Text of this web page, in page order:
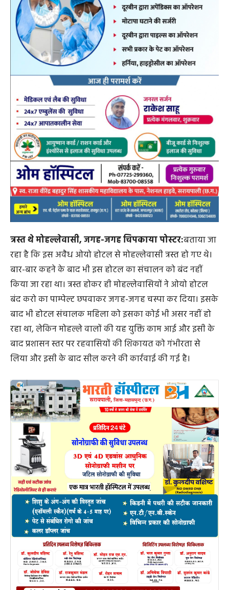
त्रस्त थे मोहल्लेवासी, जगह-जगह चिपकाया पोस्टर:बताया जा
रहा है कि इस अवैध ओयो होटल से मोहल्लेवासी त्रस्त हो गए थे।
बार-बार कहने के बाद भी इस होटल का संचालन को बंद नहीं
किया जा रहा था। त्रस्त होकर ही मोहल्लेवासियों ने ओयो होटल
बंद करो का पाम्पेल्ट छपवाकर जगह-जगह चस्पा कर दिया। इसके
बाद भी होटल संचालक महिला को इसका कोई भी असर नहीं हो
रहा था, लेकिन मोहल्ले वालों की यह युक्ति काम आई और इसी के
बाद प्रशासन स्तर पर रहवासियों की शिकायत को गंभीरता से
लिया और इसी के बाद सील करने की कार्रवाई की गई है।